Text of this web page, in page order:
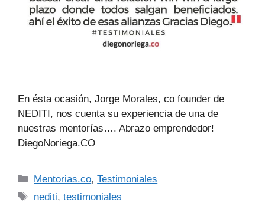
En ésta ocasión, Jorge Morales, co founder de
NEDITI, nos cuenta su experiencia de una de
nuestras mentorías…. Abrazo emprendedor!
DiegoNoriega.CO
Mentorias.co,Testimoniales
nediti,testimoniales